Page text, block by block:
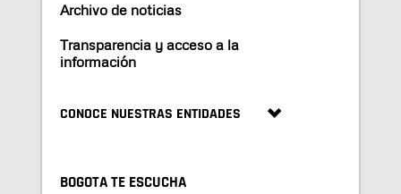
Archivo de noticias
Transparencia y acceso a la
información
CONOCE NUESTRAS ENTIDADES
BOGOTA TE ESCUCHA